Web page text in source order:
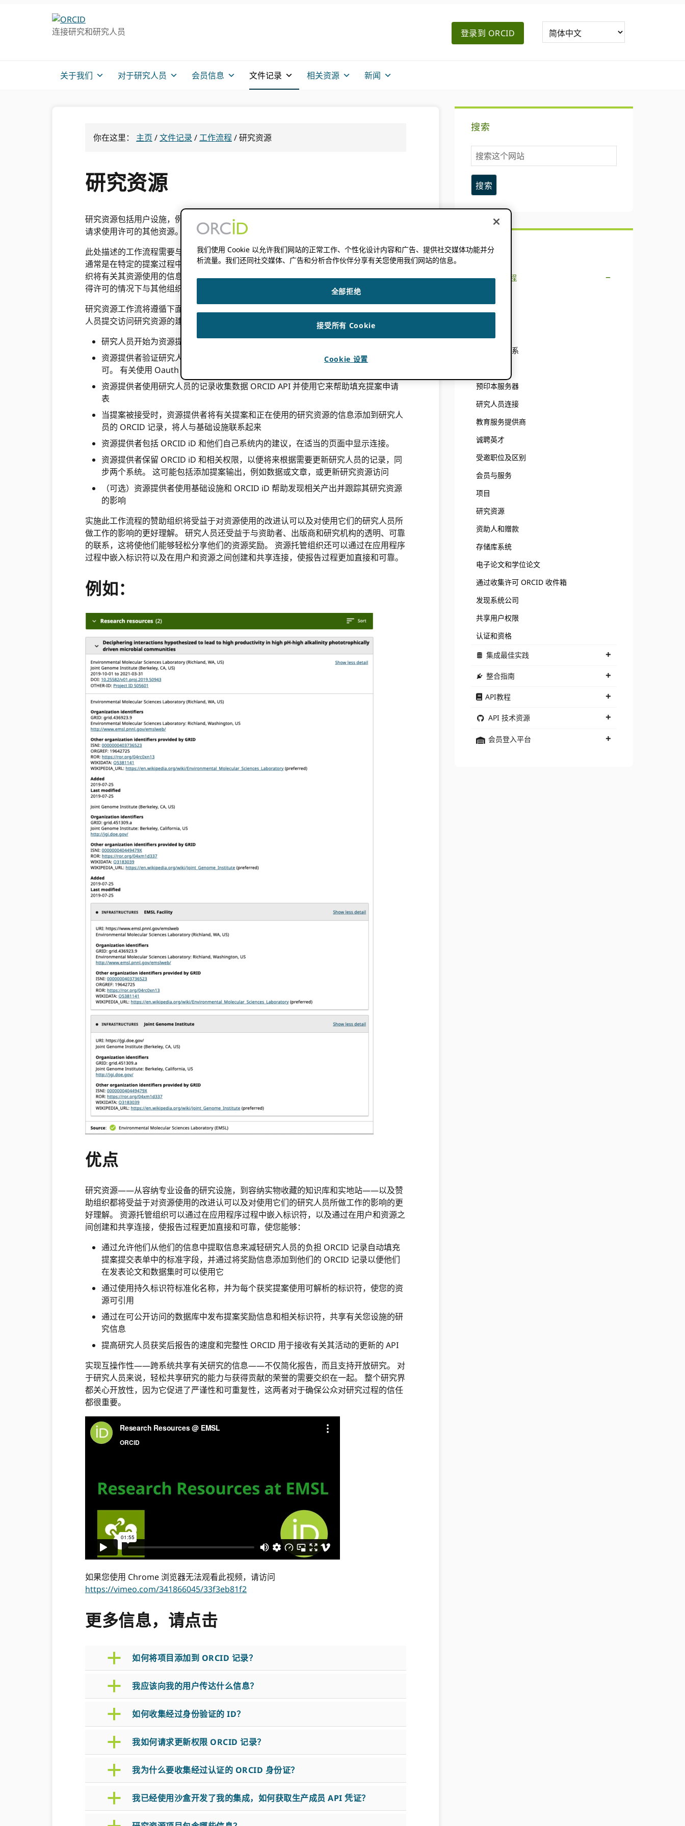
连接研究和研究人员 登录到 ORCID
关于我们 对于研究人员 会员信息 文件记录 相关资源 新闻
你在这里： 主页 /文件记录 /工作流程 /研究资源
研究资源
研究资源包括用户设施，例如实验室、存放特殊收藏品的存储库、专业设备以及研究人员
请求使用许可的其他资源。
此处描述的工作流程需要与研究人员的接触点 ORCID iD 可以使用身份验证过程收集。 这
通常是在特定的提案过程中或当研究人员请求访问资源的凭据时。 我们还强烈建议赞助组
织将有关其资源使用的信息与其研究人员的信息联系起来。 ORCID 记录，以便可以在获
得许可的情况下与其他组织共享，例如他们的机构、出版商或资助者。
研究资源工作流将遵循下面描述的模式，尽管这可能会因特定用例而异。 此示例基于研究
人员提交访问研究资源的建议。
研究人员开始为资源提供者（一个 ORCID 会员）
资源提供者验证研究人员的 ORCID iD，请求与他们的记录交互的许可，并存储该许
可。 有关使用 Oauth 进行身份验证的技术信息，请参阅我们的文档。
资源提供者使用研究人员的记录收集数据 ORCID API 并使用它来帮助填充提案申请
表
当提案被接受时，资源提供者将有关提案和正在使用的研究资源的信息添加到研究人
员的 ORCID 记录，将人与基础设施联系起来
资源提供者包括 ORCID iD 和他们自己系统内的建议，在适当的页面中显示连接。
资源提供者保留 ORCID iD 和相关权限，以便将来根据需要更新研究人员的记录，同
步两个系统。 这可能包括添加提案输出，例如数据或文章，或更新研究资源访问
（可选）资源提供者使用基础设施和 ORCID iD 帮助发现相关产出并跟踪其研究资源
的影响
实施此工作流程的赞助组织将受益于对资源使用的改进认可以及对使用它们的研究人员所
做工作的影响的更好理解。 研究人员还受益于与资助者、出版商和研究机构的透明、可靠
的联系，这将使他们能够轻松分享他们的资源奖励。 资源托管组织还可以通过在应用程序
过程中嵌入标识符以及在用户和资源之间创建和共享连接，使报告过程更加直接和可靠。
例如：
优点
研究资源——从容纳专业设备的研究设施，到容纳实物收藏的知识库和实地站——以及赞
助组织都将受益于对资源使用的改进认可以及对使用它们的研究人员所做工作的影响的更
好理解。 资源托管组织可以通过在应用程序过程中嵌入标识符，以及通过在用户和资源之
间创建和共享连接，使报告过程更加直接和可靠，使您能够：
通过允许他们从他们的信息中提取信息来减轻研究人员的负担 ORCID 记录自动填充
提案提交表单中的标准字段，并通过将奖励信息添加到他们的 ORCID 记录以便他们
在发表论文和数据集时可以使用它
通过使用持久标识符标准化名称，并为每个获奖提案使用可解析的标识符，使您的资
源可引用
通过在可公开访问的数据库中发布提案奖励信息和相关标识符，共享有关您设施的研
究信息
提高研究人员获奖后报告的速度和完整性 ORCID 用于接收有关其活动的更新的 API
实现互操作性——跨系统共享有关研究的信息——不仅简化报告，而且支持开放研究。 对
于研究人员来说，轻松共享研究的能力与获得贡献的荣誉的需要交织在一起。 整个研究界
都关心开放性，因为它促进了严谨性和可重复性，这两者对于确保公众对研究过程的信任
都很重要。
如果您使用 Chrome 浏览器无法观看此视频，请访问
https://vimeo.com/341866045/33f3eb81f2
更多信息，请点击
a 如何将项目添加到 ORCID 记录？
a 我应该向我的用户传达什么信息？
a 如何收集经过身份验证的 ID？
a 我如何请求更新权限 ORCID 记录？
a 我为什么要收集经过认证的 ORCID 身份证？
a 我已经使用沙盒开发了我的集成，如何获取生产成员 API 凭证？
栏
搜索
搜
索
这
个
站
文件记录
工作流程
书籍
与合著者联系
预印本服务器
研究人员连接
教育服务提供商
诚聘英才
受邀职位及区别
会员与服务
项目
研究资源
资助人和赠款
存储库系统
电子论文和学位论文
通过收集许可 ORCID 收件箱
发现系统公司
共享用户权限
认证和资格
集成最佳实践
整合指南
API教程
API 技术资源
会员登入平台
我们使用 Cookie 以允许我们网站的正常工作、个性化设计内容和广告、提供社交媒体功能并分
析流量。我们还同社交媒体、广告和分析合作伙伴分享有关您使用我们网站的信息。
全部拒绝
接受所有 Cookie
Cookie 设置